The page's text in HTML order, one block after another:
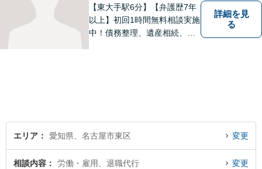
面談対応】
【東大手駅6分】【弁護歴7年
以上】初回1時間無料相談実施
中！債務整理、遺産相続、離
詳細を見
る
エリア 愛知県、名古屋市東区 変更
相談内容 労働・雇用、退職代行 変更